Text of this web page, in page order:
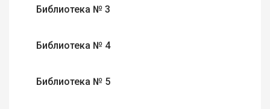
Библиотека № 3
Библиотека № 4
Библиотека № 5